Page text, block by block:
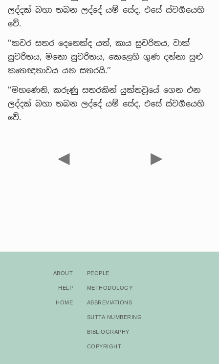
ලද්දක් බහා තබන ලද්දේ යම් සේද, එසේ ස්වර්‍ගයෙහි
වේ.
’’කවර සතර දෙනෙක්ද යත්, කාය සුචරිතය, වාක්
සුචරිතය, මනො සුචරිතය, කෙළෙහි ගුණ දන්නා සුළු
කෘතඥතාවය යන සතරයි.’’
’’මහණෙනි, කරුණු සතරකින් යුක්තවූයේ ගෙන එන
ලද්දක් බහා තබන ලද්දේ යම් සේද, එසේ ස්වර්‍ගයෙහි
වේ.
◀ ▶
About
Help
Home
People
Methodology
Abbreviations
Sutta Numbering
Bibliography
Copyright